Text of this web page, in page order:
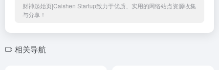
财神起始页|Caishen Startup致力于优质、实用的网络站点资源收集
与分享！
相关导航